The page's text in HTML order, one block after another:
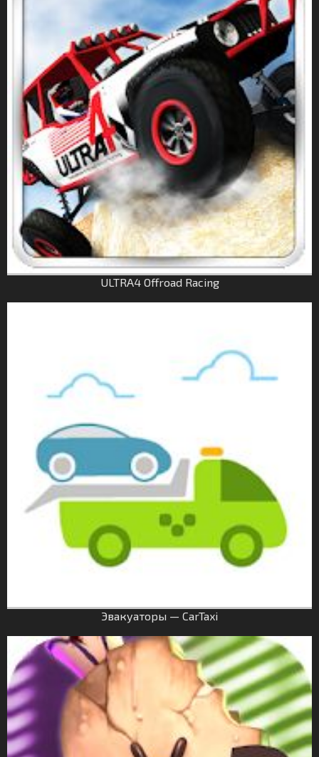
ULTRA4 Offroad Racing
Эвакуаторы — CarTaxi